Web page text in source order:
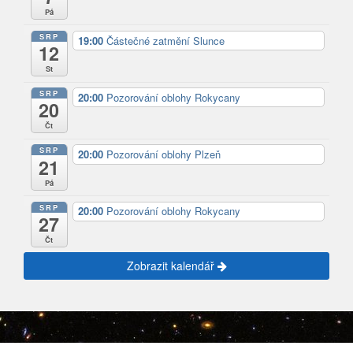
Pá
SRP
12
St
19:00 Částečné zatmění Slunce
SRP
20
Čt
20:00 Pozorování oblohy Rokycany
SRP
21
Pá
20:00 Pozorování oblohy Plzeň
SRP
27
Čt
20:00 Pozorování oblohy Rokycany
Zobrazit kalendář